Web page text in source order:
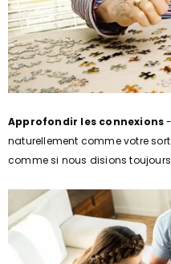
Approfondir les connexions
naturellement comme votre
comme si nous disions